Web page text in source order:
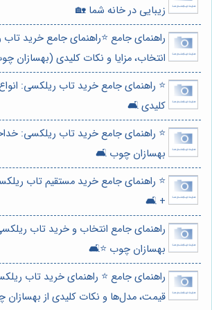
زیبایی در خانه شما 🏡
راهنمای جامع ⭐️راهنمای جامع خرید
انتخاب، مزایا و نکات کلیدی (بهسازان
⭐️ راهنمای جامع خرید تاب ریلکسی:
کلیدی 🛋️
⭐️ راهنمای جامع خرید تاب ریلکسی:
بهسازان چوب 🛋️
⭐️ راهنمای جامع خرید مستقیم تاب
+ 🛋️
راهنمای جامع انتخاب و خرید تاب
بهسازان چوب ⭐️🛋️
راهنمای جامع ⭐️ راهنمای خرید تاب
قیمت، مدل‌ها و نکات کلیدی از بهسازان